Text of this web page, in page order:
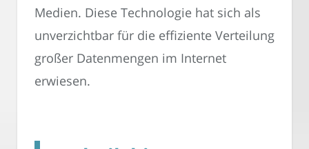
Medien. Diese Technologie hat sich als
unverzichtbar für die effiziente Verteilung
großer Datenmengen im Internet
erwiesen.